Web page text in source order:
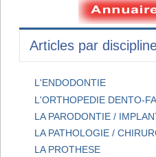
Articles par
L'ENDODONTIE
L'ORTHOPEDIE DENTO-
LA PARODONTIE /
LA PATHOLOGIE /
LA PROTHESE